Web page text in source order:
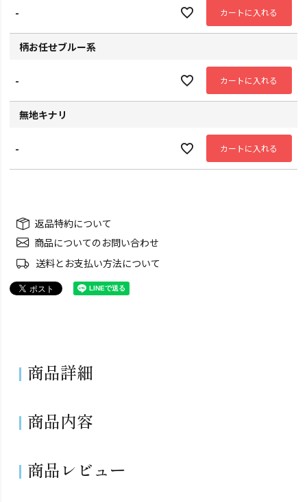
- カートに入れる
柄お任せブルー系
- カートに入れる
無地キナリ
- カートに入れる
返品特約について
商品についてのお問い合わせ
送料とお支払い方法について
商品詳細
商品内容
商品レビュー